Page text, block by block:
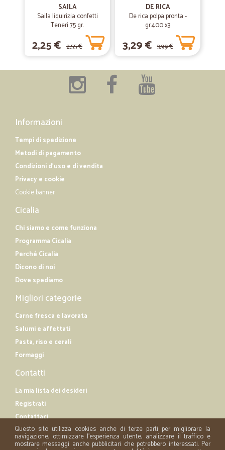
oggi mi e arrivata la mia prima spesa prodotti ben sigillati ben tenuti e
veramente ottimi personale gentilissimo comprero spesso.
20/10/2019
—Massimiliano P.
Tutto perfetto come sempre in balli per la conservazione degli
alimenti top Prodotti molto buoni sia come carne fresca che come
SAILA
Saila liquirizia confetti
Teneri 75 gr.
2,25 € 2,55 €
DE RICA
De rica polpa pronta -
gr.400 x3
3,29 € 3,99 €
Informazioni
Tempi di spedizione
Metodi di pagamento
Condizioni d'uso e di vendita
Privacy e cookie
Cookie banner
Cicalia
Chi siamo e come funziona
Programma Cicalia
Perché Cicalia
Dicono di noi
Dove spediamo
Migliori categorie
Carne fresca e lavorata
Salumi e affettati
Pasta, riso e cerali
Formaggi
Contatti
La mia lista dei desideri
Registrati
Contattaci
Questo sito utilizza cookies anche di terze parti per migliorare la
navigazione, ottimizzare l'esperienza utente, analizzare il traffico e
mostrare messaggi anche pubblicitari che potrebbero interessati. Per